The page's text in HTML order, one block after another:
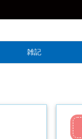
雑記